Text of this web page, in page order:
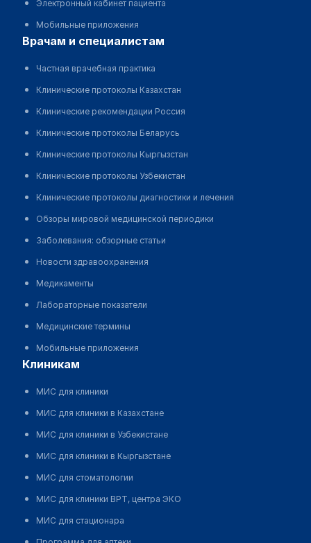
Электронный кабинет пациента
Мобильные приложения
врачам и специалистам
Частная врачебная практика
Клинические протоколы Казахстан
Клинические рекомендации Россия
Клинические протоколы Беларусь
Клинические протоколы Кыргызстан
Клинические протоколы Узбекистан
Клинические протоколы диагностики и лечения
Обзоры мировой медицинской периодики
Заболевания: обзорные статьи
Новости здравоохранения
Медикаменты
Лабораторные показатели
Медицинские термины
Мобильные приложения
клиникам
МИС для клиники
МИС для клиники в Казахстане
МИС для клиники в Узбекистане
МИС для клиники в Кыргызстане
МИС для стоматологии
МИС для клиники ВРТ, центра ЭКО
МИС для стационара